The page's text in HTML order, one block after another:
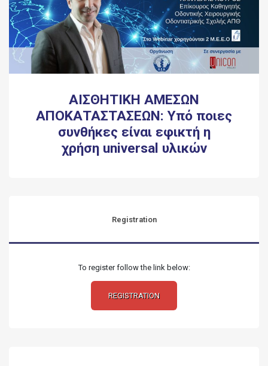
ΑΙΣΘΗΤΙΚΗ ΑΜΕΣΩΝ
ΑΠΟΚΑΤΑΣΤΑΣΕΩΝ: Υπό ποιες
συνθήκες είναι εφικτή η
χρήση universal υλικών
Registration
To register follow the link below:
REGISTRATION